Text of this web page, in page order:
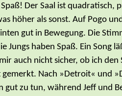
Der Saal ist quadratisch,
höher als sonst. Auf Pogo
gut in Bewegung. Die
Jungs haben Spaß. Ein Song
auch nicht sicher, ob ich
Nach »Detroit« und
zu tun, während Jeff und